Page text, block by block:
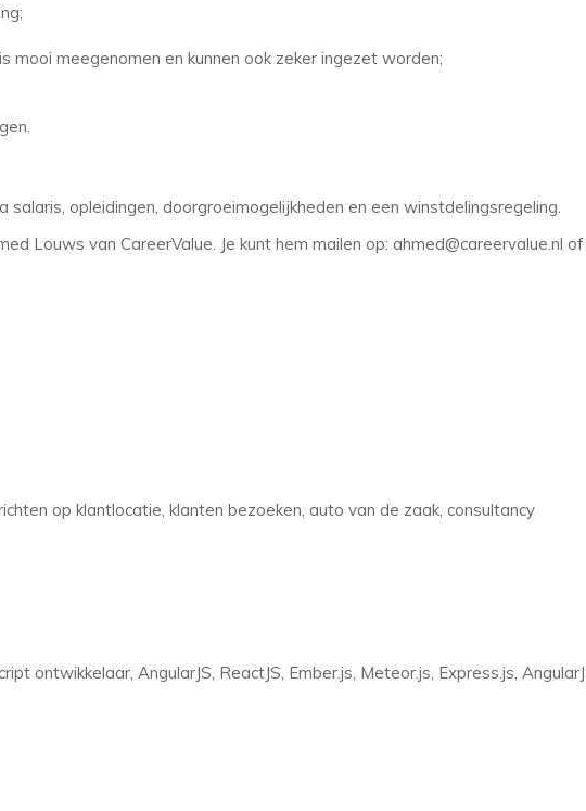
mooi meegenomen en kunnen ook zeker ingezet worden;
opleidingen, doorgroeimogelijkheden en een winstdelingsregeling.
Louws van CareerValue. Je kunt hem mailen op: ahmed@careervalue.nl of
op klantlocatie, klanten bezoeken, auto van de zaak, consultancy
ontwikkelaar, AngularJS, ReactJS, Ember.js, Meteor.js, Express.js,